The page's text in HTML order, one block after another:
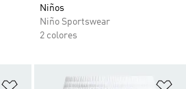
Niños
Niño Sportswear
2 colores
Añadir a la lista de deseos